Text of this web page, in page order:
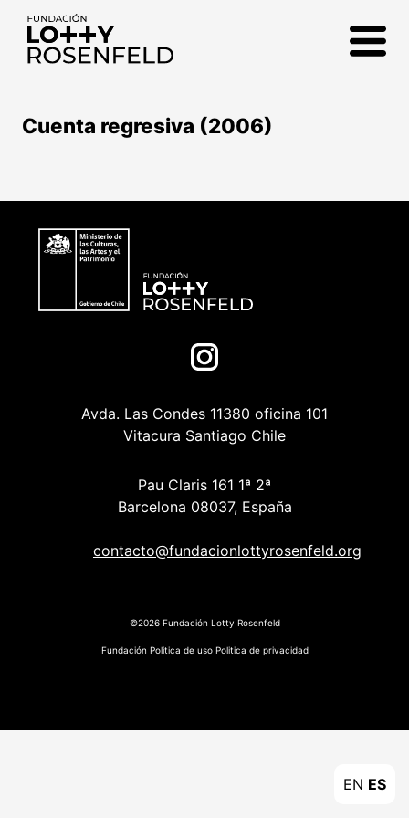
Cuenta regresiva (2006)
Avda. Las Condes 11380 oficina 101
Vitacura Santiago Chile
Pau Claris 161 1ª 2ª
Barcelona 08037, España
contacto@fundacionlottyrosenfeld.org
©2026 Fundación Lotty Rosenfeld
Fundación Politica de uso Politica de privacidad
EN ES